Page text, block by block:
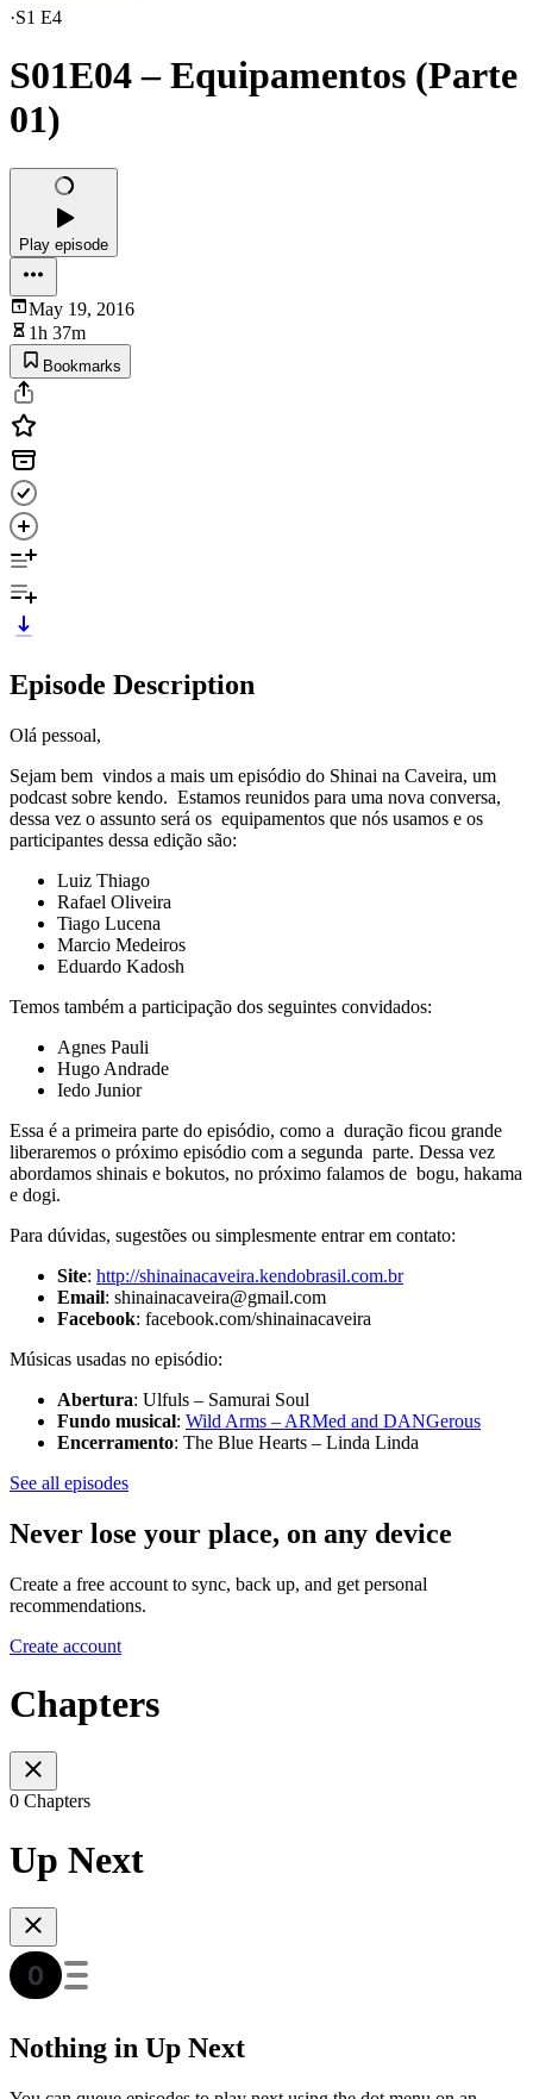
·S1 E4
S01E04 – Equipamentos (Parte
01)
Play episode
May 19, 2016
1h 37m
Bookmarks
Episode Description
Olá pessoal,
Sejam bem vindos a mais um episódio do Shinai na Caveira, um
podcast sobre kendo. Estamos reunidos para uma nova conversa,
dessa vez o assunto será os equipamentos que nós usamos e os
participantes dessa edição são:
Luiz Thiago
Rafael Oliveira
Tiago Lucena
Marcio Medeiros
Eduardo Kadosh
Temos também a participação dos seguintes convidados:
Agnes Pauli
Hugo Andrade
Iedo Junior
Essa é a primeira parte do episódio, como a duração ficou grande
liberaremos o próximo episódio com a segunda parte. Dessa vez
abordamos shinais e bokutos, no próximo falamos de bogu, hakama
e dogi.
Para dúvidas, sugestões ou simplesmente entrar em contato:
Site: http://shinainacaveira.kendobrasil.com.br
Email: shinainacaveira@gmail.com
Facebook: facebook.com/shinainacaveira
Músicas usadas no episódio:
Abertura: Ulfuls – Samurai Soul
Fundo musical: Wild Arms – ARMed and DANGerous
Encerramento: The Blue Hearts – Linda Linda
See all episodes
Never lose your place, on any device
Create a free account to sync, back up, and get personal
recommendations.
Create account
Chapters
0 Chapters
Up Next
Nothing in Up Next